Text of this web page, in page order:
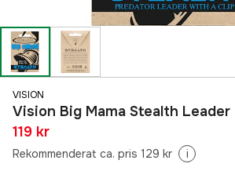
VISION
Vision Big Mama Stealth Leader
119 kr
Rekommenderat ca. pris 129 kr i